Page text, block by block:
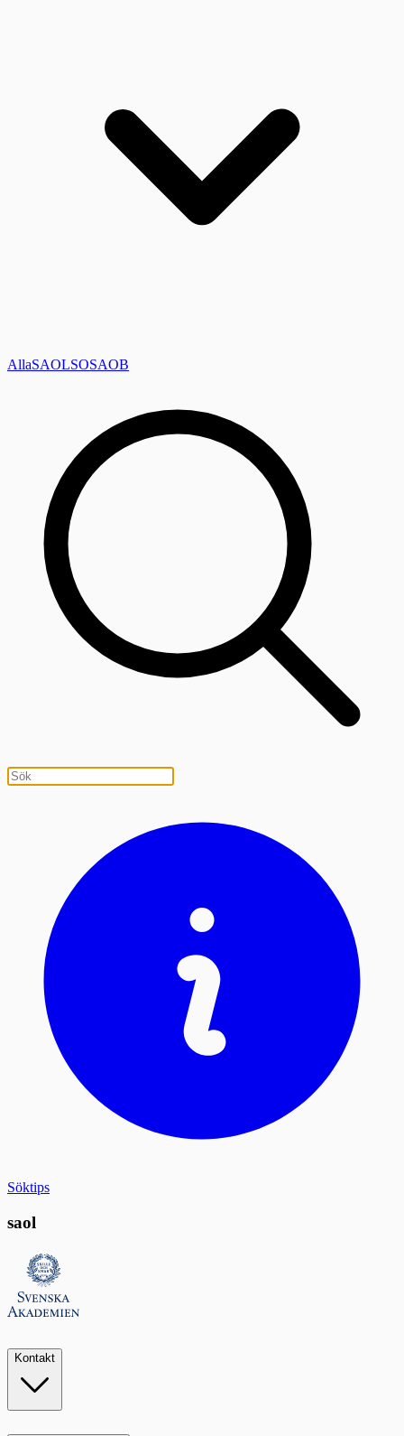
AllaSAOLSOSAOB
Söktips
saol
Kontakt